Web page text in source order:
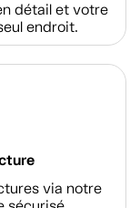
détail et votre
endroit.
via notre